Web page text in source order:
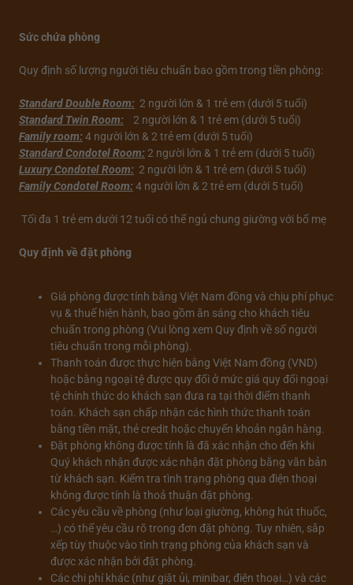
Sức chứa phòng
Quy định số lượng người tiêu chuẩn bao gồm trong tiền phòng:
Standard Double Room: 2 người lớn & 1 trẻ em (dưới 5 tuổi)
Standard Twin Room: 2 người lớn & 1 trẻ em (dưới 5 tuổi)
Family room: 4 người lớn & 2 trẻ em (dưới 5 tuổi)
Standard Condotel Room: 2 người lớn & 1 trẻ em (dưới 5 tuổi)
Luxury Condotel Room: 2 người lớn & 1 trẻ em (dưới 5 tuổi)
Family Condotel Room: 4 người lớn & 2 trẻ em (dưới 5 tuổi)
Tối đa 1 trẻ em dưới 12 tuổi có thể ngủ chung giường với bố mẹ
Quy định về đặt phòng
Giá phòng được tính bằng Việt Nam đồng và chịu phí phục
vụ & thuế hiện hành, bao gồm ăn sáng cho khách tiêu
chuẩn trong phòng (Vui lòng xem Quy định về số người
tiêu chuẩn trong mỗi phòng).
Thanh toán được thực hiện bằng Việt Nam đồng (VND)
hoặc bằng ngoại tệ được quy đổi ở mức giá quy đổi ngoại
tệ chính thức do khách sạn đưa ra tại thời điểm thanh
toán. Khách sạn chấp nhận các hình thức thanh toán
bằng tiền mặt, thẻ credit hoặc chuyển khoản ngân hàng.
Đặt phòng không được tính là đã xác nhận cho đến khi
Quý khách nhận được xác nhận đặt phòng bằng văn bản
từ khách sạn. Kiểm tra tình trạng phòng qua điện thoại
không được tính là thoả thuận đặt phòng.
Các yêu cầu về phòng (như loại giường, không hút thuốc,
…) có thể yêu cầu rõ trong đơn đặt phòng. Tuy nhiên, sắp
xếp tùy thuộc vào tình trạng phòng của khách sạn và
được xác nhận bởi đặt phòng.
Các chi phí khác (như giặt ủi, minibar, điện thoại…) và các